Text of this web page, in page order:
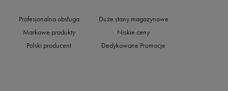
Profesjonalna obsługa
Duże stany magazynowe
Markowe produkty
Niskie ceny
Polski producent
Dedykowane Promocje